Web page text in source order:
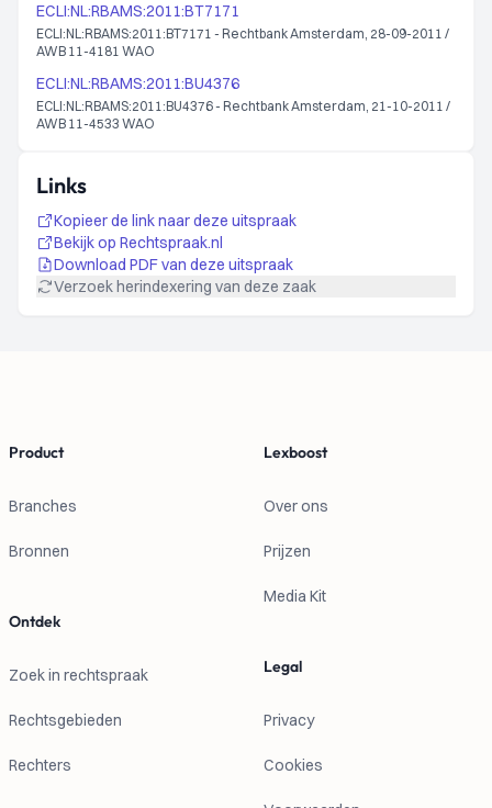
ECLI:NL:RBAMS:2011:BT7171
ECLI:NL:RBAMS:2011:BT7171 - Rechtbank Amsterdam, 28-09-2011 /
AWB 11-4181 WAO
ECLI:NL:RBAMS:2011:BU4376
ECLI:NL:RBAMS:2011:BU4376 - Rechtbank Amsterdam, 21-10-2011 /
AWB 11-4533 WAO
Links
Kopieer de link naar deze uitspraak
Bekijk op Rechtspraak.nl
Download PDF van deze uitspraak
Verzoek herindexering van deze zaak
Product
Branches
Bronnen
Ontdek
Zoek in rechtspraak
Rechtsgebieden
Rechters
Lexboost
Over ons
Prijzen
Media Kit
Legal
Privacy
Cookies